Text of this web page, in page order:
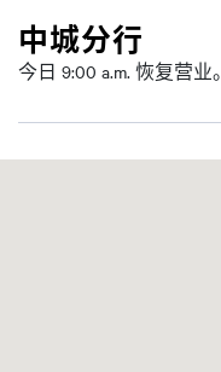
中城分行
今日 9:00 a.m. 恢复营业。